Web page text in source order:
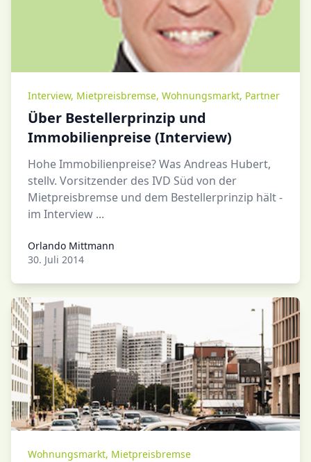
Interview, Mietpreisbremse, Wohnungsmarkt, Partner
Über Bestellerprinzip und
Immobilienpreise (Interview)
Hohe Immobilienpreise? Was Andreas Hubert,
stellv. Vorsitzender des IVD Süd von der
Mietpreisbremse und dem Bestellerprinzip hält -
im Interview ...
Orlando Mittmann
Orlando Mittmann
30. Juli 2014
Wohnungsmarkt, Mietpreisbremse